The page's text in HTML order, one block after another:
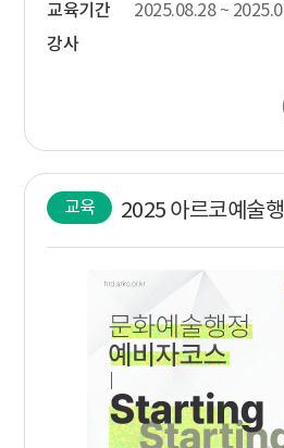
교육기간
2025.08.28 ~
강사
교육